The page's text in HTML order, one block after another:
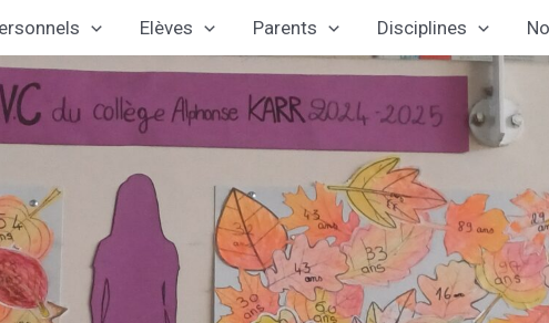
Elèves Parents Disciplines